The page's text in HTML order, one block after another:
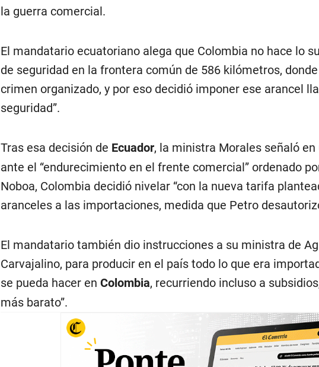
la guerra comercial.
El mandatario ecuatoriano alega que Colombia no hace lo
de seguridad en la frontera común de 586 kilómetros,
crimen organizado, y por eso decidió imponer ese arancel
seguridad”.
Tras esa decisión de Ecuador, la ministra Morales señaló
ante el “endurecimiento en el frente comercial” ordenado
Noboa, Colombia decidió nivelar “con la nueva tarifa
aranceles a las importaciones, medida que Petro
El mandatario también dio instrucciones a su ministra de
Carvajalino, para producir en el país todo lo que era
se pueda hacer en Colombia, recurriendo incluso a
más barato”.